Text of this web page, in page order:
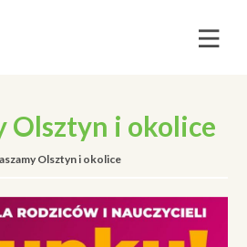
Olsztyn i okolice
Olsztyn i okolice